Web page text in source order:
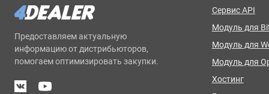
Предоставляем актуальную
информацию от дистрибьюторов,
помогаем оптимизировать закупки.
Сервис API
Модуль для
Модуль для
Модуль для
Хостинг